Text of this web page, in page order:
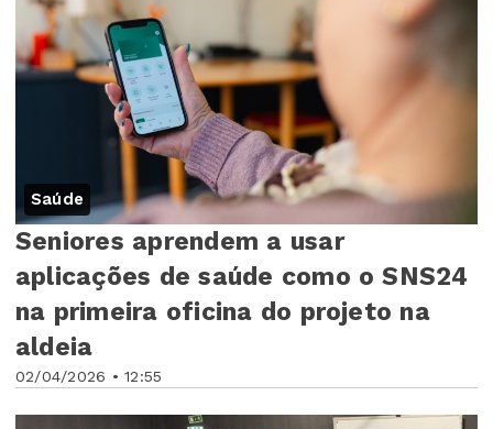
Saúde
02/04/2026 • 12:55
Seniores aprendem a usar
aplicações de saúde como o SNS24
na primeira oficina do projeto na
aldeia